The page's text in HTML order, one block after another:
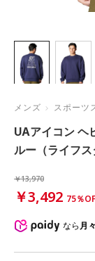
メンズ スポーツ
UAアイコン ヘ
ルー（ライフス
￥13,970
￥3,492 75％
なら 月